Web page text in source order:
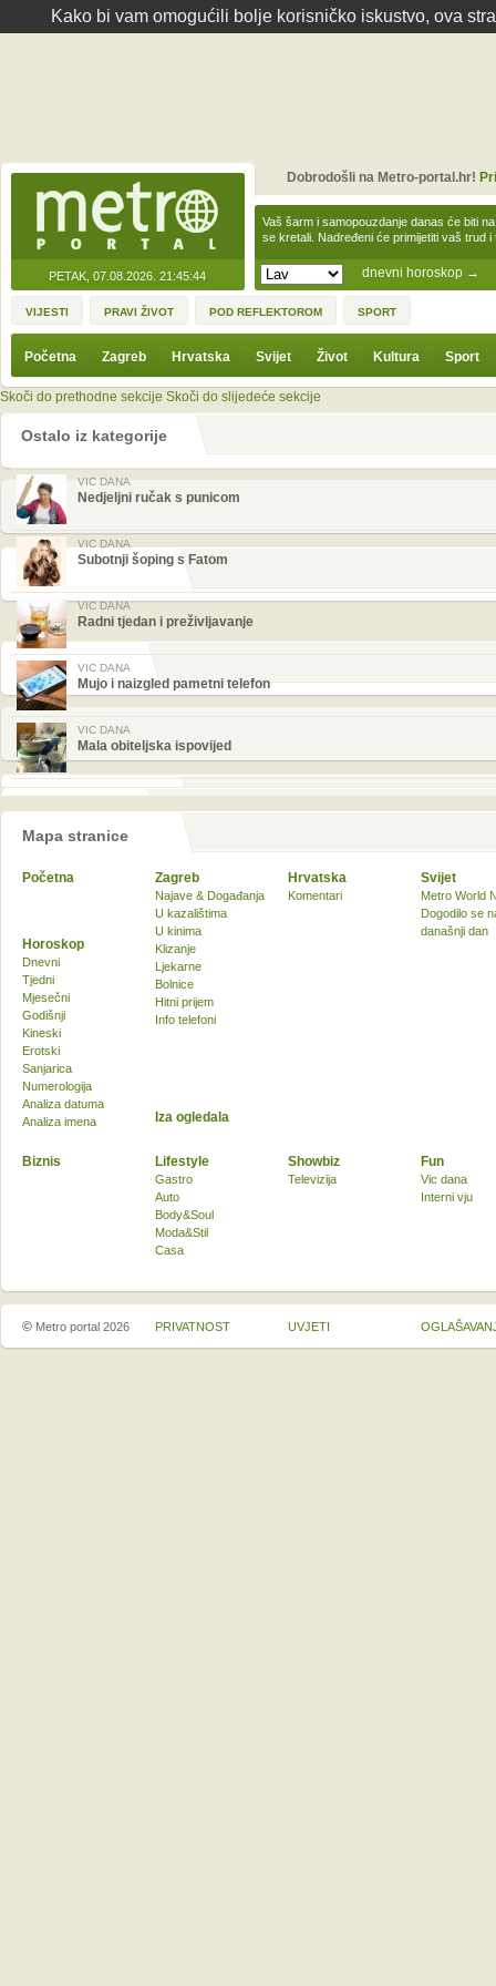
Kako bi vam omogućili bolje korisničko iskustvo, ova
PETAK, 07.08.2026. 21:45:44 dnevni horoskop →
Vaš šarm i samopouzdanje danas će biti
se kretali. Nadređeni će primijetiti vaš trud
Dobrodošli na Metro-portal.hr!
VIJESTI PRAVI ŽIVOT POD REFLEKTOROM SPORT
Početna Zagreb Hrvatska Svijet Život Kultura Sport
Skoči do prethodne sekcije Skoči do slijedeće sekcije
Ostalo iz kategorije
VIC DANA
Nedjeljni ručak s punicom
VIC DANA
Subotnji šoping s Fatom
VIC DANA
Radni tjedan i preživljavanje
VIC DANA
Mujo i naizgled pametni telefon
VIC DANA
Mala obiteljska ispovijed
Mapa stranice
Početna Zagreb
Najave & Događanja
U kazalištima
U kinima
Klizanje
Ljekarne
Bolnice
Hitni prijem
Info telefoni
Hrvatska
Komentari
Svijet
Metro World
Dogodilo se
današnji dan
Biznis Lifestyle
Gastro
Auto
Body&Soul
Moda&Stil
Casa
Showbiz
Televizija
Fun
Vic dana
Interni vju
Horoskop
Dnevni
Tjedni
Mjesečni
Godišnji
Kineski
Erotski
Sanjarica
Numerologija
Analiza datuma
Analiza imena
Iza ogledala
© Metro portal 2026 PRIVATNOST UVJETI